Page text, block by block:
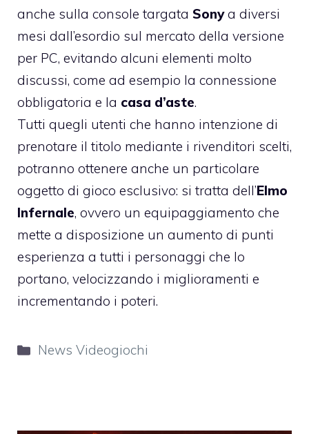
anche sulla console targata Sonya diversi
mesi dall’esordio sul mercato della versione
per PC, evitando alcuni elementi molto
discussi, come ad esempio la connessione
obbligatoria e la casa d’aste.
Tutti quegli utenti che hanno intenzione di
prenotare il titolo mediante i rivenditori scelti,
potranno ottenere anche un particolare
oggetto di gioco esclusivo: si tratta dell’Elmo
Infernale, ovvero un equipaggiamento che
mette a disposizione un aumento di punti
esperienza a tutti i personaggi che lo
portano, velocizzando i miglioramenti e
incrementando i poteri.
Categorie
News Videogiochi